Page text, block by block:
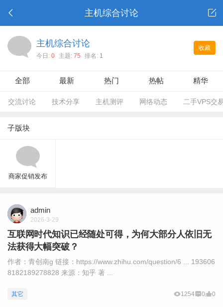
主机综合讨论
收藏
主机综合讨论
今日: 0 主题: 75 排名: 1
全部 最新 热门 热帖 精华
交流讨论 技术分享 主机测评 网络动态 二手VPS交
子版块
商家促销发布
admin
2026-3-29
互联网时代知识已经随处可得，为何大部分人依旧无
法获得大幅突破？
作者：青创南g 链接：https://www.zhihu.com/question/6 ... 193606
8182189278828 来源：知乎 著 ...
其它 1254 0 0